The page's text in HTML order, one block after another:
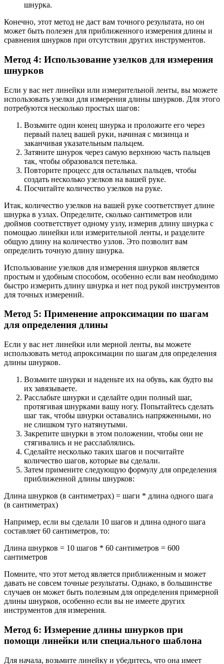
шнурка.
Конечно, этот метод не даст вам точного результата, но он
может быть полезен для приближенного измерения длины и
сравнения шнурков при отсутствии других инструментов.
Метод 4: Использование узелков для измерения
шнурков
Если у вас нет линейки или измерительной ленты, вы можете
использовать узелки для измерения длины шнурков. Для этого
потребуются несколько простых шагов:
Возьмите один конец шнурка и проложите его через
первый палец вашей руки, начиная с мизинца и
заканчивая указательным пальцем.
Затяните шнурок через самую верхнюю часть пальцев
так, чтобы образовался петелька.
Повторите процесс для остальных пальцев, чтобы
создать несколько узелков на вашей руке.
Посчитайте количество узелков на руке.
Итак, количество узелков на вашей руке соответствует длине
шнурка в узлах. Определите, сколько сантиметров или
дюймов соответствует одному узлу, измерив длину шнурка с
помощью линейки или измерительной ленты, и разделите
общую длину на количество узлов. Это позволит вам
определить точную длину шнурка.
Использование узелков для измерения шнурков является
простым и удобным способом, особенно если вам необходимо
быстро измерить длину шнурка и нет под рукой инструментов
для точных измерений.
Метод 5: Применение апроксимации по шагам
для определения длины
Если у вас нет линейки или мерной ленты, вы можете
использовать метод апроксимации по шагам для определения
длины шнурков.
Возьмите шнурки и наденьте их на обувь, как будто вы
их завязываете.
Расслабьте шнурки и сделайте один полный шаг,
протягивая шнурками вашу ногу. Попытайтесь сделать
шаг так, чтобы шнурки оставались напряженными, но
не слишком туго натянутыми.
Закрепите шнурки в этом положении, чтобы они не
стягивались и не расслаблялись.
Сделайте несколько таких шагов и посчитайте
количество шагов, которые вы сделали.
Затем примените следующую формулу для определения
приближенной длины шнурков:
Длина шнурков (в сантиметрах) = шаги * длина одного шага
(в сантиметрах)
Например, если вы сделали 10 шагов и длина одного шага
составляет 60 сантиметров, то:
Длина шнурков = 10 шагов * 60 сантиметров = 600
сантиметров
Помните, что этот метод является приближенным и может
давать не совсем точные результаты. Однако, в большинстве
случаев он может быть полезным для определения примерной
длины шнурков, особенно если вы не имеете других
инструментов для измерения.
Метод 6: Измерение длины шнурков при
помощи линейки или специального шаблона
Для начала, возьмите линейку и убедитесь, что она имеет